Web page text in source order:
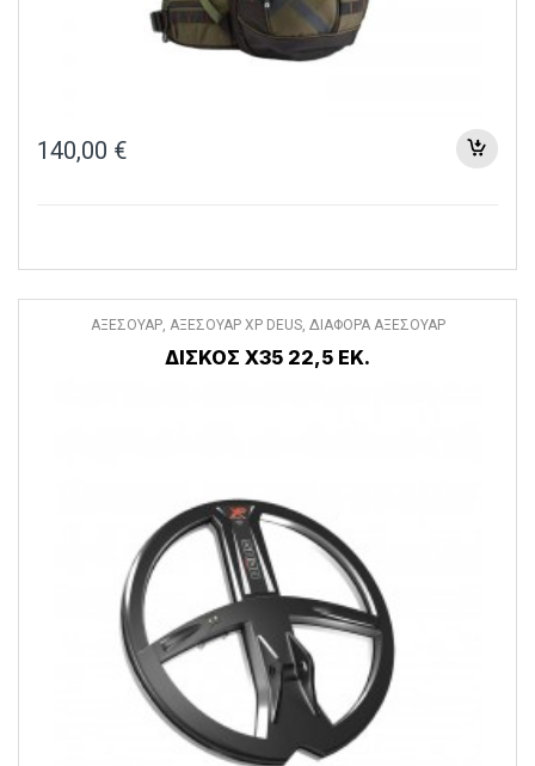
140,00 €
ΑΞΕΣΟΥΑΡ, ΑΞΕΣΟΥΑΡ XP DEUS, ΔΙΑΦΟΡΑ ΑΞΕΣΟΥΑΡ
ΔΙΣΚΟΣ X35 22,5 ΕΚ.